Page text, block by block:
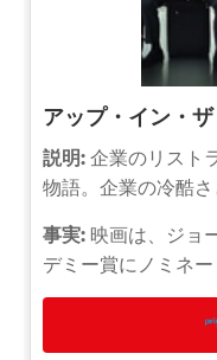
アップ・イン・
説明: 企業のリスト
物語。企業の冷酷さ
事実: 映画は、ジョ
デミー賞にノミネー